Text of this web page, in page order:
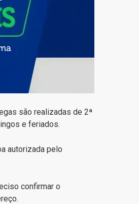
são realizadas de 2ª
e feriados.
autorizada pelo
confirmar o